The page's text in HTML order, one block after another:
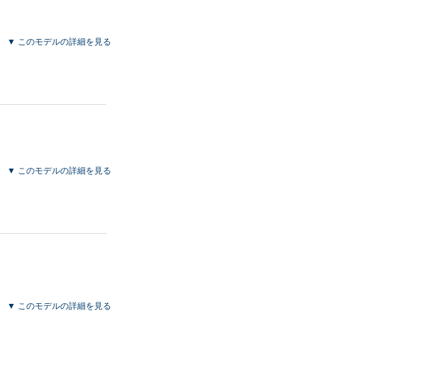
▼ このモデルの詳細を見る
▼ このモデルの詳細を見る
▼ このモデルの詳細を見る